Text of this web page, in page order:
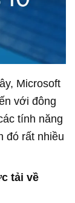
Microsoft
với đông
tính năng
đó rất nhiều
tải về